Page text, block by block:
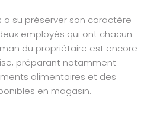
a su préserver son caractère
employés qui ont chacun
du propriétaire est encore
préparant notamment
alimentaires et des
en magasin.